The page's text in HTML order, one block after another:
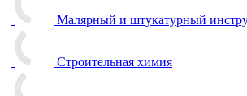
Малярный и штукатурный
Строительная химия